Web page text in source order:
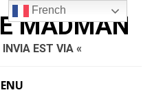
MADMAN
EST VIA «
French